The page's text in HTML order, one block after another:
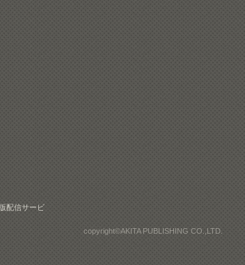
配信サービ
copyright©AKITA PUBLISHING CO.,LTD.